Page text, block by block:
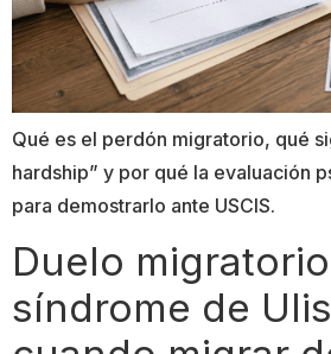
Qué es el perdón migratorio, qué
hardship” y por qué la evaluación
para demostrarlo ante USCIS.
Duelo
síndrome de